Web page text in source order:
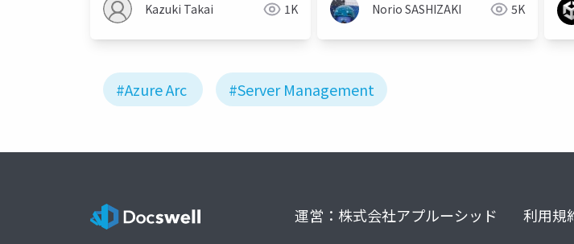
Kazuki Takai 1K Norio SASHIZAKI 5K
#Azure Arc #Server Management
運営：株式会社アプルーシッド 利用規